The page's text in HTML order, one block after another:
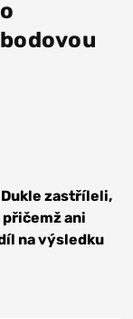
zastříleli,
ani
na výsledku